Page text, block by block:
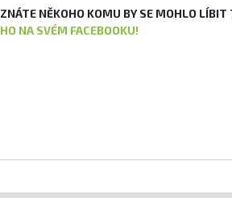
ZNÁTE NĚKOHO KOMU BY SE MOHLO LÍBIT
HO NA SVÉM FACEBOOKU!